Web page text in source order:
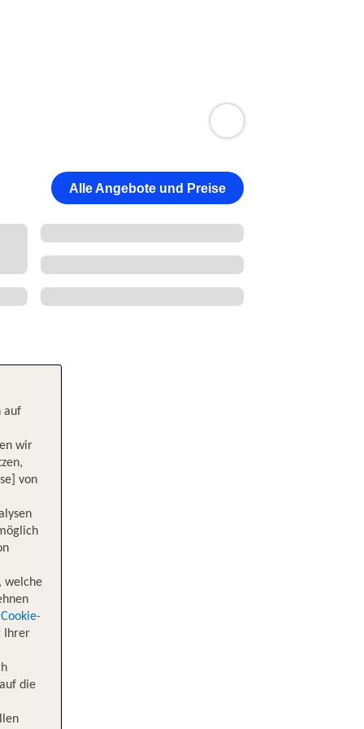
Alle Angebote und Preise
auf
wir
von
welche
Cookie-
Ihrer
die